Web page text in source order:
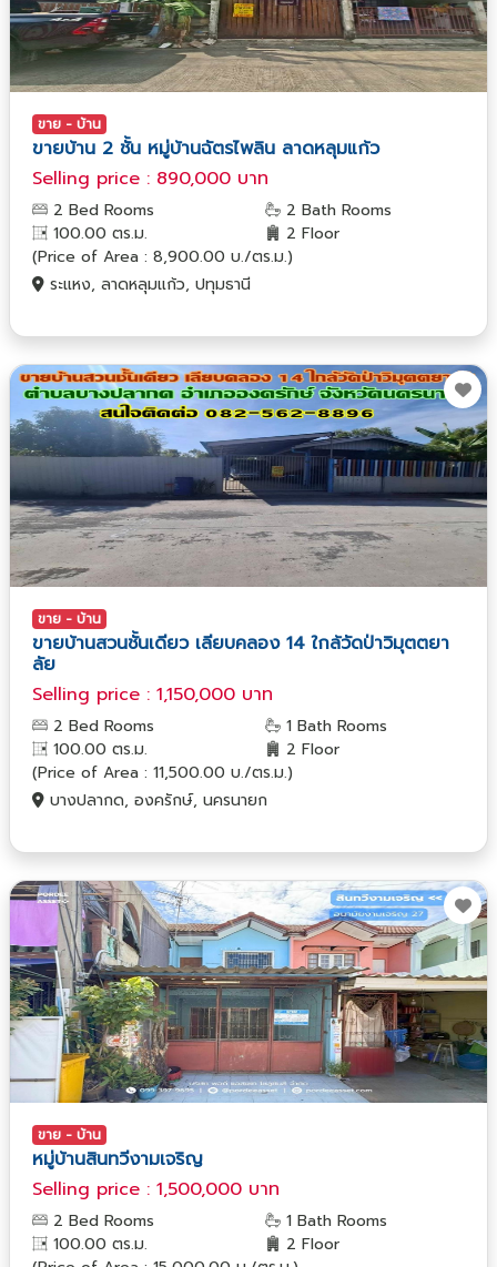
ขาย - บ้าน
ขายบ้าน 2 ชั้น หมู่บ้านฉัตรไพลิน ลาดหลุมแก้ว
Selling price : 890,000 บาท
2 Bed Rooms
2 Bath Rooms
100.00 ตร.ม.
2 Floor
(Price of Area : 8,900.00 บ./ตร.ม.)
ระแหง, ลาดหลุมแก้ว, ปทุมธานี
ขาย - บ้าน
ขายบ้านสวนชั้นเดียว เลียบคลอง 14 ใกล้วัดป่าวิมุตตยา
ลัย
Selling price : 1,150,000 บาท
2 Bed Rooms
1 Bath Rooms
100.00 ตร.ม.
2 Floor
(Price of Area : 11,500.00 บ./ตร.ม.)
บางปลากด, องครักษ์, นครนายก
ขาย - บ้าน
หมู่บ้านสินทวีงามเจริญ
Selling price : 1,500,000 บาท
2 Bed Rooms
1 Bath Rooms
100.00 ตร.ม.
2 Floor